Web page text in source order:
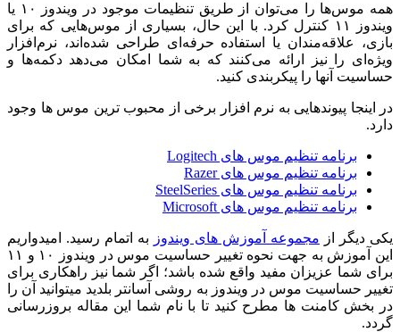
همه موس‌ها را می‌توان از طریق تنظیمات موجود در ویندوز ۱۰ یا
ویندوز ۱۱ کنترل کرد. با این حال، بسیاری از موس‌هایی که برای
بازی، علاقه‌مندان یا استفاده حرفه‌ای طراحی شده‌اند، نرم‌افزار
ویژه‌ای را نیز ارائه می‌کنند که به شما امکان می‌دهد دکمه‌ها و
حساسیت آنها را پیکربندی کنید.
در اینجا پیوندهایی به نرم افزار برخی از محبوب ترین موس ها وجود
دارد.
برنامه تنظیم موس های Logitech
برنامه تنظیم موس های Razer
برنامه تنظیم موس های SteelSeries
برنامه تنظیم موس های Microsoft
یکی دیگر از مجموعه آموزش های ویندوز به اتمام رسید. امیدواریم
این آموزش به جهت نحوه تغییر حساسیت موس در ویندوز ۱۰ و ۱۱
برای شما عزیزان مفید واقع شده باشد؛ اگر شما نیز راهکاری برای
تغییر حساسیت موس در ویندوز به روشی آسانتر بلدید میتوانید آن را
در بخش کامنت ها مطرح کنید تا با نام شما این مقاله بروزرسانی
گردد.